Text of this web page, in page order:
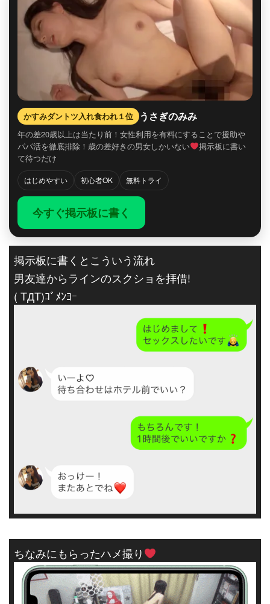
かすみダントツ入れ食われ１位 うさぎのみみ
年の差20歳以上は当たり前！女性利用を有料にすることで援助や
パパ活を徹底排除！歳の差好きの男女しかいない
掲示板に書い
て待つだけ
はじめやすい 初心者OK 無料トライ
今すぐ掲示板に書く
掲示板に書くとこういう流れ
男友達からラインのスクショを拝借!
( TДT)ｺﾞﾒﾝﾖｰ
ちなみにもらったハメ撮り